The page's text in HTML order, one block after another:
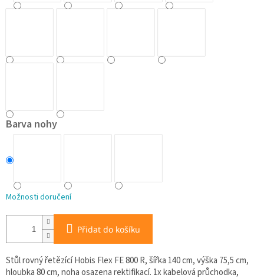
Barva nohy
Možnosti doručení
Přidat do košíku
Stůl rovný řetězící Hobis Flex FE 800 R, šířka 140 cm, výška 75,5 cm,
hloubka 80 cm, noha osazena rektifikací. 1x kabelová průchodka,